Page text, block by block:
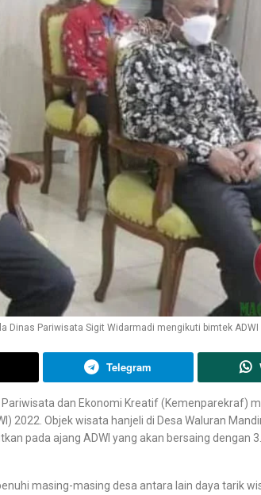
Dinas Pariwisata Sigit Widarmadi mengikuti bimtek ADWI
Telegram
dan Ekonomi Kreatif (Kemenparekraf)
2022. Objek wisata hanjeli di Desa Waluran
pada ajang ADWI yang akan bersaing dengan
masing-masing desa antara lain daya tarik